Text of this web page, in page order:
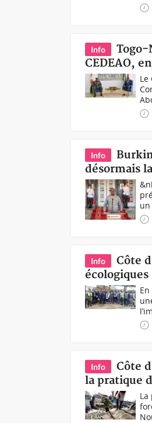
Info
Togo-
CEDEAO,
Le
Info
désormais
Info
Côte
Info
Côte
la pratique